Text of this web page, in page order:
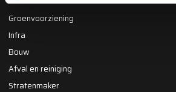
Groenvoorziening
Infra
Bouw
Afval en reiniging
Stratenmaker